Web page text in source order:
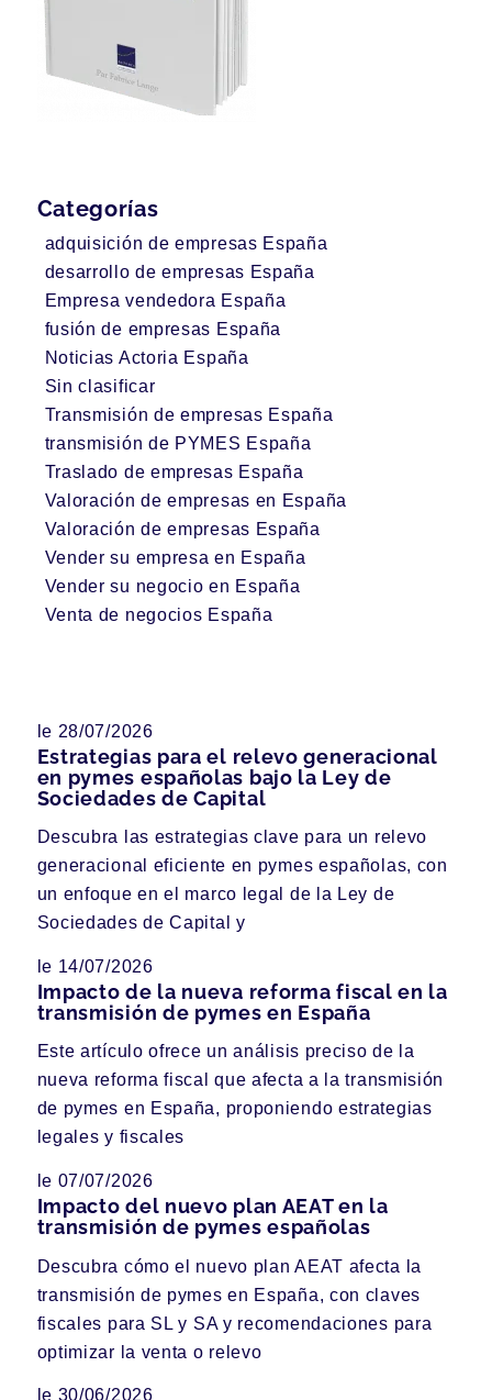
Categorías
adquisición de empresas España
desarrollo de empresas España
Empresa vendedora España
fusión de empresas España
Noticias Actoria España
Sin clasificar
Transmisión de empresas España
transmisión de PYMES España
Traslado de empresas España
Valoración de empresas en España
Valoración de empresas España
Vender su empresa en España
Vender su negocio en España
Venta de negocios España
le 28/07/2026
Estrategias para el relevo generacional
en pymes españolas bajo la Ley de
Sociedades de Capital
Descubra las estrategias clave para un relevo
generacional eficiente en pymes españolas, con
un enfoque en el marco legal de la Ley de
Sociedades de Capital y
le 14/07/2026
Impacto de la nueva reforma fiscal en la
transmisión de pymes en España
Este artículo ofrece un análisis preciso de la
nueva reforma fiscal que afecta a la transmisión
de pymes en España, proponiendo estrategias
legales y fiscales
le 07/07/2026
Impacto del nuevo plan AEAT en la
transmisión de pymes españolas
Descubra cómo el nuevo plan AEAT afecta la
transmisión de pymes en España, con claves
fiscales para SL y SA y recomendaciones para
optimizar la venta o relevo
le 30/06/2026